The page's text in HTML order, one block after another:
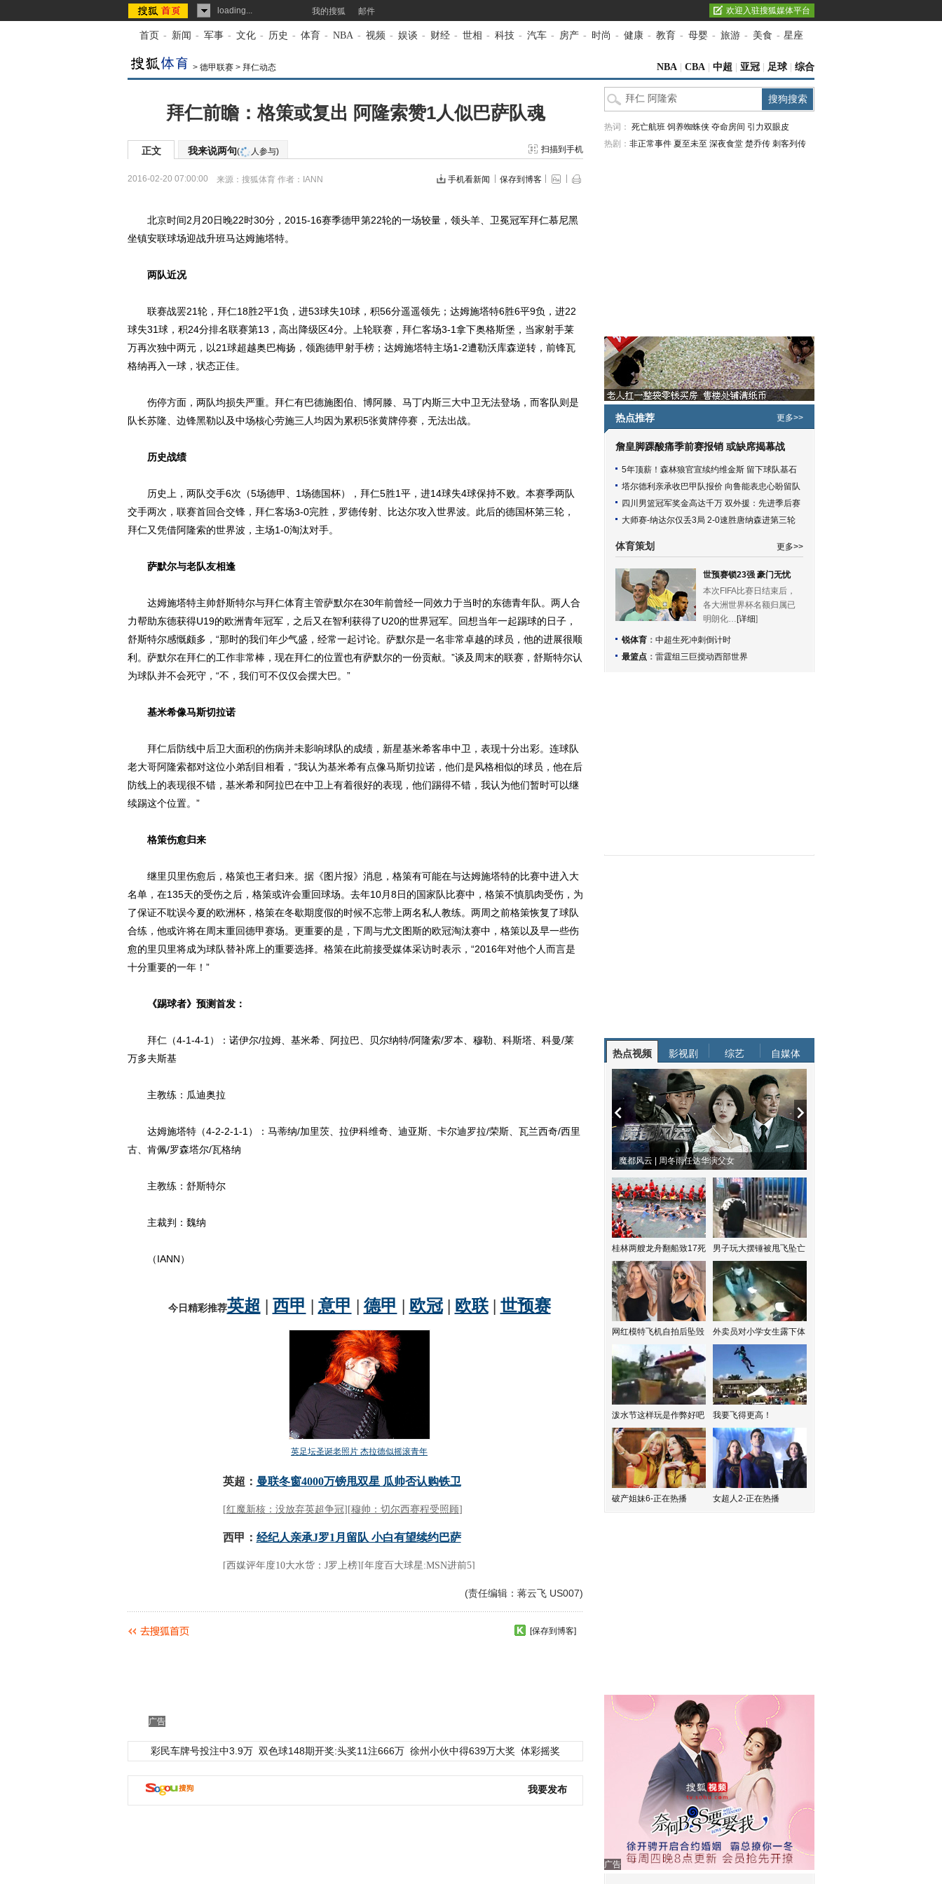
loading... 我的搜狐 邮件 欢迎入驻搜狐媒体平台
首页 - 新闻 - 军事 - 文化 - 历史 - 体育 - NBA - 视频 - 娱谈 - 财经 - 世相 - 科技 - 汽车 - 房产 - 时尚 - 健康 - 教育 - 母婴 - 旅游 - 美食 - 星座
> 德甲联赛 > 拜仁动态 NBA CBA 中超 亚冠 足球 综合
拜仁前瞻：格策或复出 阿隆索赞1人似巴萨队魂
正文 我来说两句( 人参与) 扫描到手机
2016-02-20 07:00:00 来源： 搜狐体育 作者：IANN 手机看新闻 保存到博客
北京时间2月20日晚22时30分，2015-16赛季德甲第22轮的一场较量，领头羊、卫冕冠军拜仁慕尼黑
坐镇安联球场迎战升班马达姆施塔特。
两队近况
联赛战罢21轮，拜仁18胜2平1负，进53球失10球，积56分遥遥领先；达姆施塔特6胜6平9负，进22
球失31球，积24分排名联赛第13，高出降级区4分。上轮联赛，拜仁客场3-1拿下奥格斯堡，当家射手莱
万再次独中两元，以21球超越奥巴梅扬，领跑德甲射手榜；达姆施塔特主场1-2遭勒沃库森逆转，前锋瓦
格纳再入一球，状态正佳。
伤停方面，两队均损失严重。拜仁有巴德施图伯、博阿滕、马丁内斯三大中卫无法登场，而客队则是
队长苏隆、边锋黑勒以及中场核心劳施三人均因为累积5张黄牌停赛，无法出战。
历史战绩
历史上，两队交手6次（5场德甲、1场德国杯），拜仁5胜1平，进14球失4球保持不败。本赛季两队
交手两次，联赛首回合交锋，拜仁客场3-0完胜，罗德传射、比达尔攻入世界波。此后的德国杯第三轮，
拜仁又凭借阿隆索的世界波，主场1-0淘汰对手。
萨默尔与老队友相逢
达姆施塔特主帅舒斯特尔与拜仁体育主管萨默尔在30年前曾经一同效力于当时的东德青年队。两人合
力帮助东德获得U19的欧洲青年冠军，之后又在智利获得了U20的世界冠军。回想当年一起踢球的日子，
舒斯特尔感慨颇多，“那时的我们年少气盛，经常一起讨论。萨默尔是一名非常卓越的球员，他的进展很顺
利。萨默尔在拜仁的工作非常棒，现在拜仁的位置也有萨默尔的一份贡献。”谈及周末的联赛，舒斯特尔认
为球队并不会死守，“不，我们可不仅仅会摆大巴。”
基米希像马斯切拉诺
拜仁后防线中后卫大面积的伤病并未影响球队的成绩，新星基米希客串中卫，表现十分出彩。连球队
老大哥阿隆索都对这位小弟刮目相看，“我认为基米希有点像马斯切拉诺，他们是风格相似的球员，他在后
防线上的表现很不错，基米希和阿拉巴在中卫上有着很好的表现，他们踢得不错，我认为他们暂时可以继
续踢这个位置。”
格策伤愈归来
继里贝里伤愈后，格策也王者归来。据《图片报》消息，格策有可能在与达姆施塔特的比赛中进入大
名单，在135天的受伤之后，格策或许会重回球场。去年10月8日的国家队比赛中，格策不慎肌肉受伤，为
了保证不耽误今夏的欧洲杯，格策在冬歇期度假的时候不忘带上两名私人教练。两周之前格策恢复了球队
合练，他或许将在周末重回德甲赛场。更重要的是，下周与尤文图斯的欧冠淘汰赛中，格策以及早一些伤
愈的里贝里将成为球队替补席上的重要选择。格策在此前接受媒体采访时表示，“2016年对他个人而言是
十分重要的一年！”
《踢球者》预测首发：
拜仁（4-1-4-1）：诺伊尔/拉姆、基米希、阿拉巴、贝尔纳特/阿隆索/罗本、穆勒、科斯塔、科曼/莱
万多夫斯基
主教练：瓜迪奥拉
达姆施塔特（4-2-2-1-1）：马蒂纳/加里茨、拉伊科维奇、迪亚斯、卡尔迪罗拉/荣斯、瓦兰西奇/西里
古、肯佩/罗森塔尔/瓦格纳
主教练：舒斯特尔
主裁判：魏纳
（IANN）
(责任编辑：蒋云飞 US007)
[保存到博客]
广告
彩民车牌号投注中3.9万 双色球148期开奖:头奖11注666万 徐州小伙中得639万大奖 体彩摇奖
我要发布
热词： 死亡航班 饲养蜘蛛侠 夺命房间 引力双眼皮
热剧： 非正常事件 夏至未至 深夜食堂 楚乔传 刺客列传
热点推荐 更多>>
詹皇脚踝酸痛季前赛报销 或缺席揭幕战
5年顶薪！森林狼官宣续约维金斯 留下球队基石
塔尔德利亲承收巴甲队报价 向鲁能表忠心盼留队
四川男篮冠军奖金高达千万 双外援：先进季后赛
大师赛-纳达尔仅丢3局 2-0速胜唐纳森进第三轮
体育策划 更多>>
世预赛锁23强 豪门无忧
本次FIFA比赛日结束后，
各大洲世界杯名额归属已
明朗化… [详细]
锐体育 ： 中超生死冲刺倒计时
最篮点 ： 雷霆组三巨搅动西部世界
热点视频 影视剧 综艺 自媒体
动物系恋人啊 | 钟欣潼体验爱情哲学
桂林两艘龙舟翻船致17死 男子玩大摆锤被甩飞坠亡
网红模特飞机自拍后坠毁 外卖员对小学女生露下体
泼水节这样玩是作弊好吧 我要飞得更高！
破产姐妹6-正在热播 女超人2-正在热播
广告